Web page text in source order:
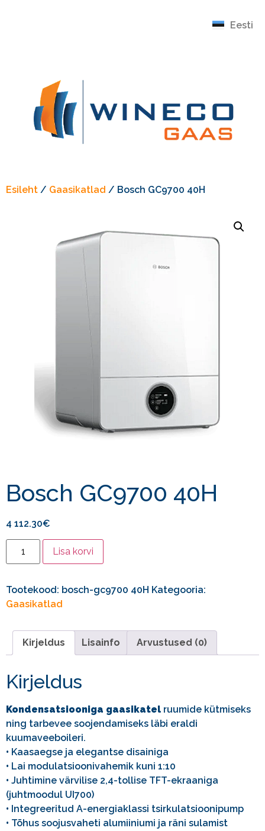
Eesti
Русский
Esileht / Gaasikatlad / Bosch GC9700 40H
Bosch GC9700 40H
4 112.30€
Lisa korvi
Tootekood: bosch-gc9700 40H Kategooria:
Gaasikatlad
Kirjeldus Lisainfo Arvustused (0)
Kirjeldus
Kondensatsiooniga gaasikatel ruumide kütmiseks
ning tarbevee soojendamiseks läbi eraldi
kuumaveeboileri.
• Kaasaegse ja elegantse disainiga
• Lai modulatsioonivahemik kuni 1:10
• Juhtimine värvilise 2,4-tollise TFT-ekraaniga
(juhtmoodul UI700)
• Integreeritud A-energiaklassi tsirkulatsioonipump
• Tõhus soojusvaheti alumiiniumi ja räni sulamist